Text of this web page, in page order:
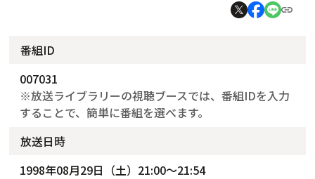
番組ID
007031
※放送ライブラリーの視聴ブースでは、番組IDを入力
することで、簡単に番組を選べます。
放送日時
1998年08月29日（土）21:00～21:54